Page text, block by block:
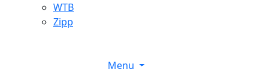
WTB
Zipp
Menu